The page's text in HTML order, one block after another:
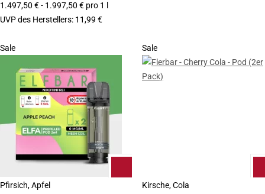
1.497,50 € - 1.997,50 € pro 1 l
UVP des Herstellers: 11,99 €
Sale
Pfirsich, Apfel
Sale
Kirsche, Cola